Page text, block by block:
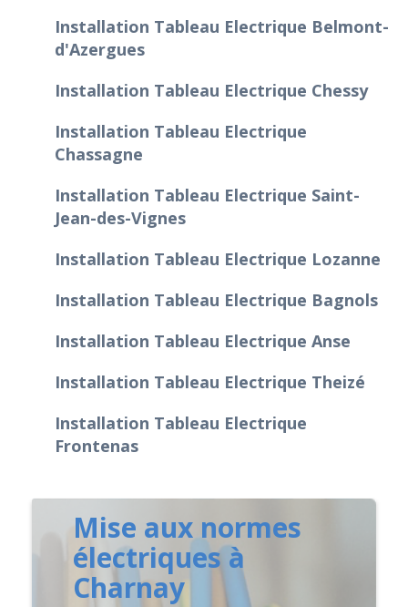
Installation Tableau Electrique Belmont-
d'Azergues
Installation Tableau Electrique Chessy
Installation Tableau Electrique
Chassagne
Installation Tableau Electrique Saint-
Jean-des-Vignes
Installation Tableau Electrique Lozanne
Installation Tableau Electrique Bagnols
Installation Tableau Electrique Anse
Installation Tableau Electrique Theizé
Installation Tableau Electrique
Frontenas
Mise aux normes
électriques à
Charnay